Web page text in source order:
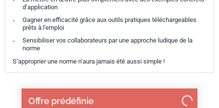
Offre prédéfinie
d’application
Gagner en efficacité grâce aux outils pratiques téléchargeables
prêts à l'emploi
Sensibiliser vos collaborateurs par une approche ludique de la
norme
S’approprier une norme n’aura jamais été aussi simple !